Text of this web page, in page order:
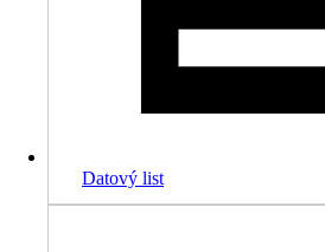
Datový list